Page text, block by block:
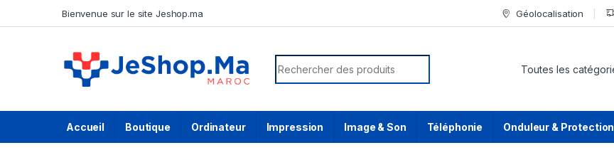
Bienvenue sur le site Jeshop.ma Géolocalisation
Search for:
Accueil Boutique Ordinateur Impression Image & Son Téléphonie Onduleur & Protection